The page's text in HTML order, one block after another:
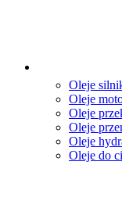
Oleje
Oleje
Oleje
Oleje
Oleje
Oleje do